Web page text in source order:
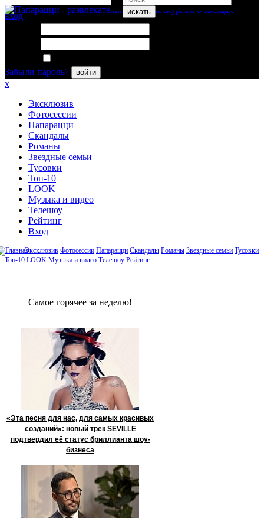
искать
вход
Забыли пароль?
войти
x
Эксклюзив
Фотосессии
Папарацци
Скандалы
Романы
Звездные семьи
Тусовки
Топ-10
LOOK
Музыка и видео
Телешоу
Рейтинг
Вход
Эксклюзив Фотосессии Папарацци Скандалы Романы Звездные семьи Тусовки
Топ-10 LOOK Музыка и видео Телешоу Рейтинг
Сaмое гoрячее за неделю!
«Эта песня для нас, для самых красивых
созданий»: новый трек SEVILLE
подтвердил её статус бриллианта шоу-
бизнеса